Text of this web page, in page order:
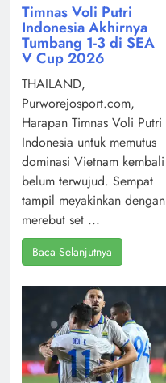
Timnas Voli Putri
Indonesia Akhirnya
Tumbang 1-3 di SEA
V Cup 2026
THAILAND,
Purworejosport.com,
Harapan Timnas Voli Putri
Indonesia untuk memutus
dominasi Vietnam kembali
belum terwujud. Sempat
tampil meyakinkan dengan
merebut set ...
Baca Selanjutnya